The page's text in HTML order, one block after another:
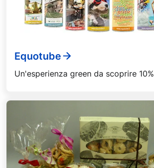
Equotube
Un'esperienza green da scoprire 10%